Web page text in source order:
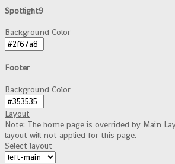
Spotlight9
Background Color
Footer
Background Color
Layout
Note: The home page is overrided by Main
layout will not applied for this page.
Select layout